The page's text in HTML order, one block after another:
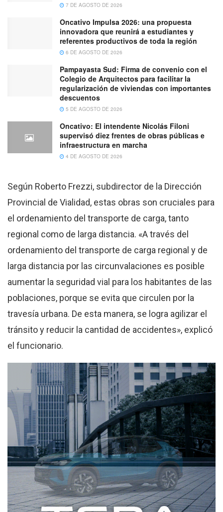
7 DE AGOSTO DE 2026
Oncativo Impulsa 2026: una propuesta
innovadora que reunirá a estudiantes y
referentes productivos de toda la región
6 DE AGOSTO DE 2026
Pampayasta Sud: Firma de convenio con el
Colegio de Arquitectos para facilitar la
regularización de viviendas con importantes
descuentos
5 DE AGOSTO DE 2026
Oncativo: El intendente Nicolás Filoni
supervisó diez frentes de obras públicas e
infraestructura en marcha
4 DE AGOSTO DE 2026
Según Roberto Frezzi, subdirector de la Dirección
Provincial de Vialidad, estas obras son cruciales para
el ordenamiento del transporte de carga, tanto
regional como de larga distancia. «A través del
ordenamiento del transporte de carga regional y de
larga distancia por las circunvalaciones es posible
aumentar la seguridad vial para los habitantes de las
poblaciones, porque se evita que circulen por la
travesía urbana. De esta manera, se logra agilizar el
tránsito y reducir la cantidad de accidentes», explicó
el funcionario.